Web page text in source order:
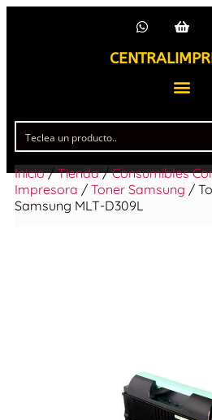
Inicio/Tienda/Consumibles
Impresora / Toner Samsung /
Samsung MLT-D309L